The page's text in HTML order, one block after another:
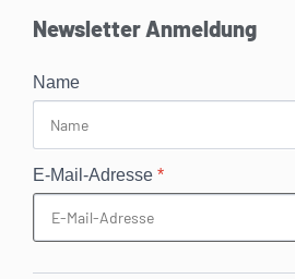
Newsletter Anmeldung
Name
E-Mail-Adresse *